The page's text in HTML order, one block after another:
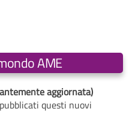
AME
aggiornata)
questi nuovi